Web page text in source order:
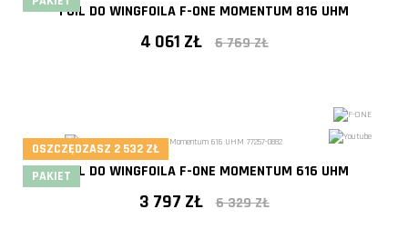
FOIL DO WINGFOILA F-ONE MOMENTUM 816 UHM
4 061 ZŁ 6 769 ZŁ
FOIL DO WINGFOILA F-ONE MOMENTUM 616 UHM
3 797 ZŁ 6 329 ZŁ
OSZCZĘDZASZ 2 532 ZŁ
PAKIET